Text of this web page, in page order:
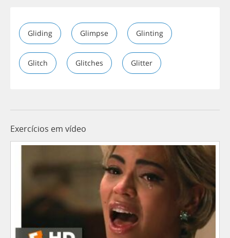
Gliding Glimpse Glinting
Glitch Glitches Glitter
Exercícios em vídeo